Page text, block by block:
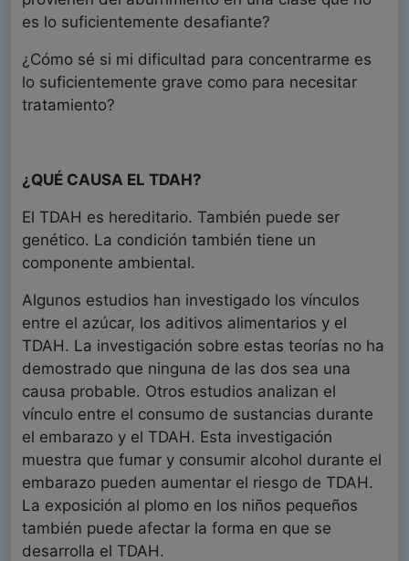
es lo suficientemente desafiante?
¿Cómo sé si mi dificultad para concentrarme es
lo suficientemente grave como para necesitar
tratamiento?
¿QUÉ CAUSA EL TDAH?
El TDAH es hereditario. También puede ser
genético. La condición también tiene un
componente ambiental.
Algunos estudios han investigado los vínculos
entre el azúcar, los aditivos alimentarios y el
TDAH. La investigación sobre estas teorías no ha
demostrado que ninguna de las dos sea una
causa probable. Otros estudios analizan el
vínculo entre el consumo de sustancias durante
el embarazo y el TDAH. Esta investigación
muestra que fumar y consumir alcohol durante el
embarazo pueden aumentar el riesgo de TDAH.
La exposición al plomo en los niños pequeños
también puede afectar la forma en que se
desarrolla el TDAH.